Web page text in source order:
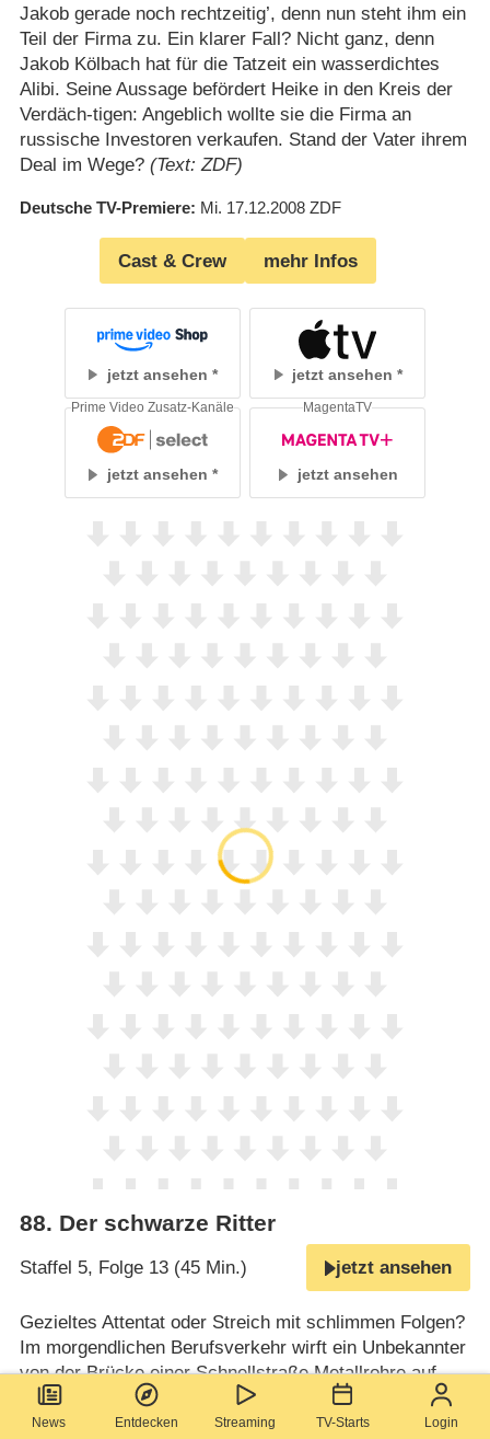
News Entdecken Streaming TV-Starts Login
Jakob gerade noch rechtzeitig’, denn nun steht ihm ein
Teil der Firma zu. Ein klarer Fall? Nicht ganz, denn
Jakob Kölbach hat für die Tatzeit ein wasserdichtes
Alibi. Seine Aussage befördert Heike in den Kreis der
Verdäch-tigen: Angeblich wollte sie die Firma an
russische Investoren verkaufen. Stand der Vater ihrem
Deal im Wege? (Text: ZDF)
Deutsche TV-Premiere Mi. 17.12.2008 ZDF
Cast & Crew mehr Infos
jetzt ansehen jetzt ansehen
jetzt ansehen
Prime Video Zusatz-Kanäle
jetzt ansehen
MagentaTV
88. Der schwarze Ritter
Staffel 5, Folge 13 (45 Min.) jetzt ansehen
Gezieltes Attentat oder Streich mit schlimmen Folgen?
Im morgendlichen Berufsverkehr wirft ein Unbekannter
von der Brücke einer Schnellstraße Metallrohre auf
fahrende Autos und verursacht eine
Massenkarambolage, bei der ein Autofahrer stirbt.